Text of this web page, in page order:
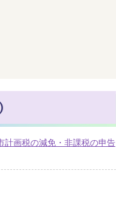
計画税の減免・非課税の申告